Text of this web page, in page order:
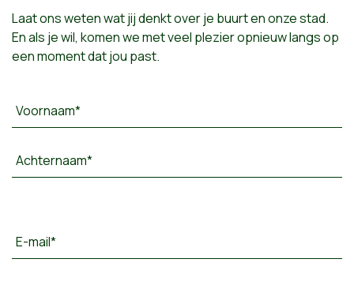
Laat ons weten wat jij denkt over je buurt en onze stad.
En als je wil, komen we met veel plezier opnieuw langs op
een moment dat jou past.
Voornaam*
Achternaam*
E-mail*